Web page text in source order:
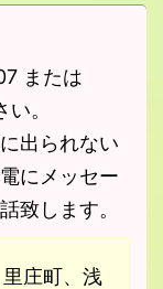
または
。
出られない
にメッセー
致します。
庄町、浅